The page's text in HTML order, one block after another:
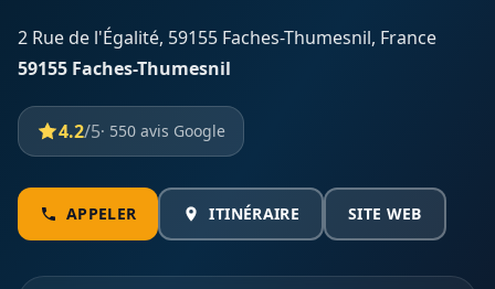
2 Rue de l'Égalité, 59155 Faches-Thumesnil, France
59155 Faches-Thumesnil
4.2/5· 550 avis Google
APPELER ITINÉRAIRE SITE WEB